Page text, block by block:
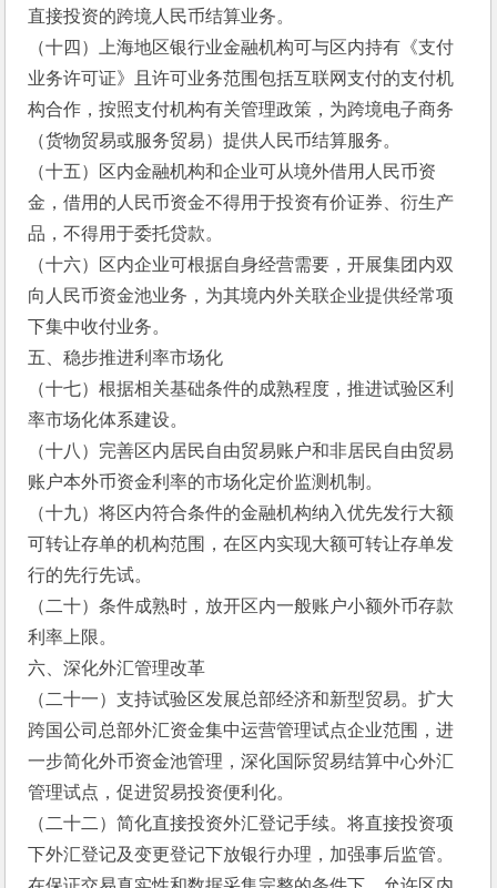
直接投资的跨境人民币结算业务。
（十四）上海地区银行业金融机构可与区内持有《支付
业务许可证》且许可业务范围包括互联网支付的支付机
构合作，按照支付机构有关管理政策，为跨境电子商务
（货物贸易或服务贸易）提供人民币结算服务。
（十五）区内金融机构和企业可从境外借用人民币资
金，借用的人民币资金不得用于投资有价证券、衍生产
品，不得用于委托贷款。
（十六）区内企业可根据自身经营需要，开展集团内双
向人民币资金池业务，为其境内外关联企业提供经常项
下集中收付业务。
五、稳步推进利率市场化
（十七）根据相关基础条件的成熟程度，推进试验区利
率市场化体系建设。
（十八）完善区内居民自由贸易账户和非居民自由贸易
账户本外币资金利率的市场化定价监测机制。
（十九）将区内符合条件的金融机构纳入优先发行大额
可转让存单的机构范围，在区内实现大额可转让存单发
行的先行先试。
（二十）条件成熟时，放开区内一般账户小额外币存款
利率上限。
六、深化外汇管理改革
（二十一）支持试验区发展总部经济和新型贸易。扩大
跨国公司总部外汇资金集中运营管理试点企业范围，进
一步简化外币资金池管理，深化国际贸易结算中心外汇
管理试点，促进贸易投资便利化。
（二十二）简化直接投资外汇登记手续。将直接投资项
下外汇登记及变更登记下放银行办理，加强事后监管。